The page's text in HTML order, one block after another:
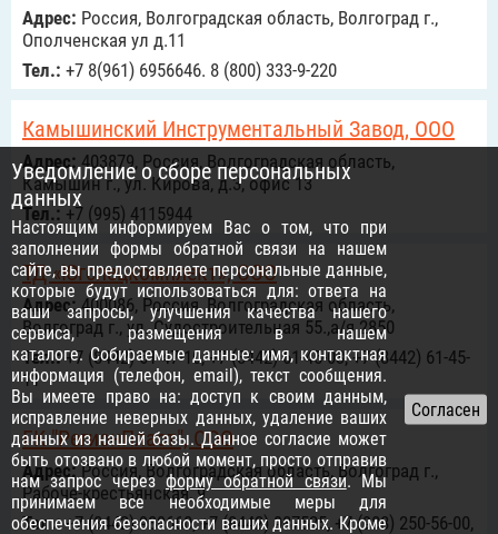
Адрес: Россия, Волгоградская область, Волгоград г.,
Ополченская ул д.11
Тел.: +7 8(961) 6956646. 8 (800) 333-9-220
Камышинский Инструментальный Завод, ООО
Адрес:403879, Россия, Волгоградская область,
Камышин г., ул. Кирова, д.3, офис 13
Тел.: +7 (995) 4115944
ТД «Югспецкомплект», ООО
Адрес:400086, Россия, Волгоградская область,
Волгоград г., ул. Судостроительная 55.,а/я 2850
Тел.:+7 (8442) 61-47-10, +7 (8442) 61-45-03, +7 (8442) 61-45-
11
ГК "РегионПласт", ООО
Адрес:Россия, Волгоградская область, Волгоград г.,
Рабоче-крестьянская, 9
Тел.:+7 (8442) 989660, +7 (8442) 987525, +7 (988) 250-56-00,
Уведомление о сборе персональных
данных
Настоящим информируем Вас о том, что при
заполнении формы обратной связи на нашем
сайте, вы предоставляете персональные данные,
которые будут использоваться для: ответа на
ваши запросы, улучшения качества нашего
сервиса, размещения в нашем
каталоге. Собираемые данные: имя, контактная
информация (телефон, email), текст сообщения.
Вы имеете право на: доступ к своим данным,
исправление неверных данных, удаление ваших
данных из нашей базы. Данное согласие может
быть отозвано в любой момент, просто отправив
нам запрос черезформу обратной связи. Мы
принимаем все необходимые меры для
обеспечения безопасности ваших данных. Кроме